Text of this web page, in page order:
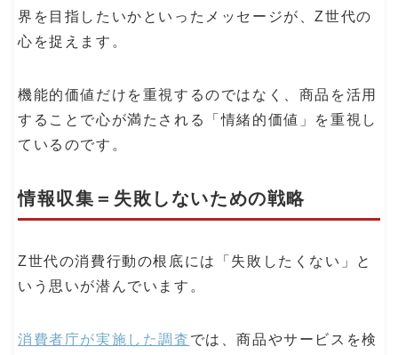
界を目指したいかといったメッセージが、Z世代の
心を捉えます。
機能的価値だけを重視するのではなく、商品を活用
することで心が満たされる「情緒的価値」を重視し
ているのです。
情報収集＝失敗しないための戦略
Z世代の消費行動の根底には「失敗したくない」と
いう思いが潜んでいます。
消費者庁が実施した調査 では、商品やサービスを検